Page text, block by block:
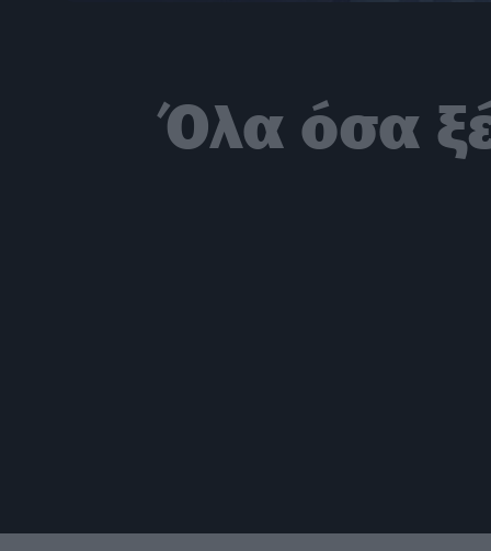
Όλα όσα